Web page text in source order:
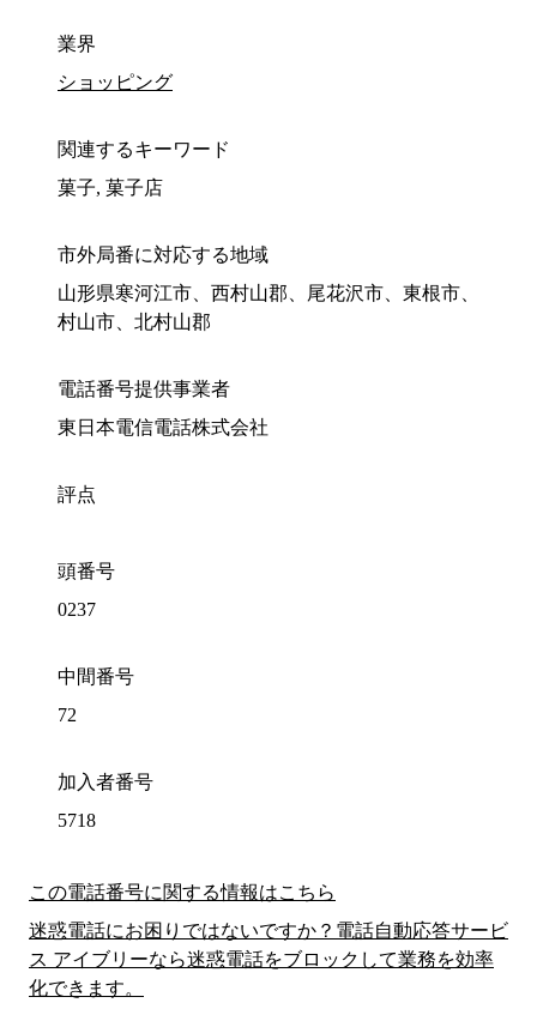
業界
ショッピング
関連するキーワード
菓子, 菓子店
市外局番に対応する地域
山形県寒河江市、西村山郡、尾花沢市、東根市、
村山市、北村山郡
電話番号提供事業者
東日本電信電話株式会社
評点
頭番号
0237
中間番号
72
加入者番号
5718
この電話番号に関する情報はこちら
迷惑電話にお困りではないですか？電話自動応答サービ
ス アイブリーなら迷惑電話をブロックして業務を効率
化できます。